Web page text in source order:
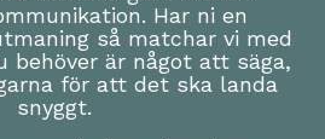
Har ni en
så matchar vi med
behöver är något att säga,
för att det ska landa
snyggt.